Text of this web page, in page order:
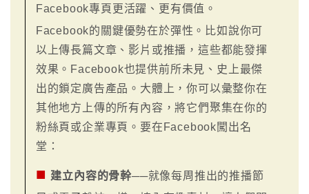
Facebook專頁更活躍、更有價值。
Facebook的關鍵優勢在於彈性。比如說你可
以上傳長篇文章、影片或推播，這些都能發揮
效果。Facebook也提供前所未見、史上最傑
出的鎖定廣告產品。大體上，你可以彙整你在
其他地方上傳的所有內容，將它們聚集在你的
粉絲頁或企業專頁。要在Facebook闖出名
堂：
■ 建立內容的骨幹──就像每周推出的推播節